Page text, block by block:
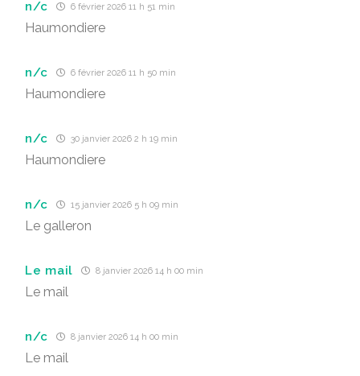
n/c 6 février 2026 11 h 51 min
Haumondiere
n/c 6 février 2026 11 h 50 min
Haumondiere
n/c 30 janvier 2026 2 h 19 min
Haumondiere
n/c 15 janvier 2026 5 h 09 min
Le galleron
Le mail 8 janvier 2026 14 h 00 min
Le mail
n/c 8 janvier 2026 14 h 00 min
Le mail